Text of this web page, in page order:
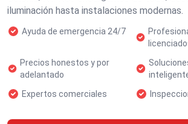
iluminación hasta instalaciones modernas.
Ayuda de emergencia 24/7
Precios honestos y por
adelantado
Expertos comerciales